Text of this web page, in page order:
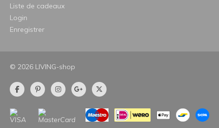
Liste de cadeaux
Login
Enregistrer
© 2026 LIVING-shop